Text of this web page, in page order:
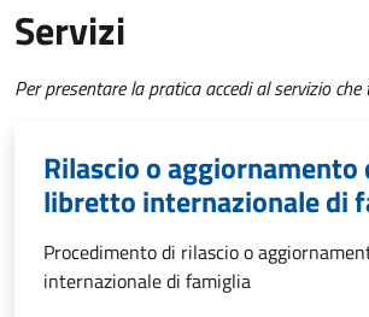
Servizi
Per presentare la pratica accedi al servizio
Rilascio o aggiornamento
libretto internazionale di
Procedimento di rilascio o
internazionale di famiglia